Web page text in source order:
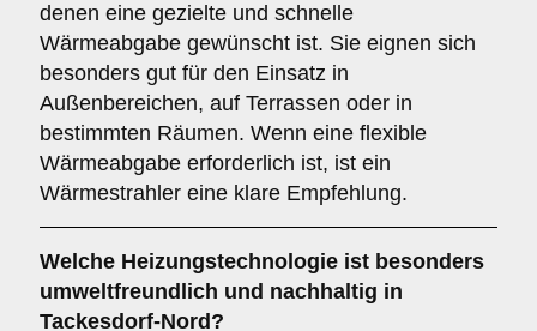
denen eine gezielte und schnelle
Wärmeabgabe gewünscht ist. Sie eignen sich
besonders gut für den Einsatz in
Außenbereichen, auf Terrassen oder in
bestimmten Räumen. Wenn eine flexible
Wärmeabgabe erforderlich ist, ist ein
Wärmestrahler eine klare Empfehlung.
Welche Heizungstechnologie ist besonders
umweltfreundlich und nachhaltig in
Tackesdorf-Nord?